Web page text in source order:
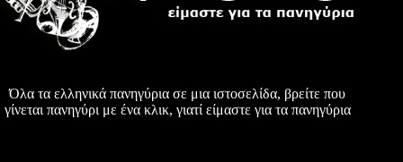
Όλα τα ελληνικά πανηγύρια σε μια ιστοσελίδα, βρείτε που
γίνεται πανηγύρι με ένα κλικ, γιατί είμαστε για τα πανηγύρια